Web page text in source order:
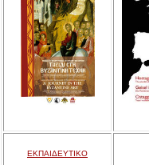
ΕΚΠΑΙΔΕΥΤΙΚΟ